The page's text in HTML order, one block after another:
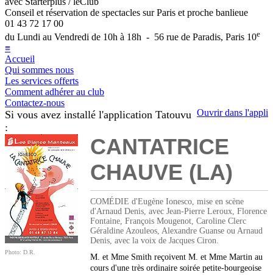
Conseil et réservation de spectacles sur Paris et proche banlieue
01 43 72 17 00
du Lundi au Vendredi de 10h à 18h - 56 rue de Paradis, Paris 10e
≡
Accueil
Qui sommes nous
Les services offerts
Comment adhérer au club
Contactez-nous
Ouvrir dans l'appli
Si vous avez installé l'application Tatouvu
:
Photo: D.R.
CANTATRICE
CHAUVE (LA)
COMÉDIE d'Eugène Ionesco, mise en scène
d'Arnaud Denis, avec Jean-Pierre Leroux, Florence
Fontaine, François Mougenot, Caroline Clerc
Géraldine Azouleos, Alexandre Guanse ou Arnaud
Denis, avec la voix de Jacques Ciron.
M. et Mme Smith reçoivent M. et Mme Martin au
cours d'une très ordinaire soirée petite-bourgeoise